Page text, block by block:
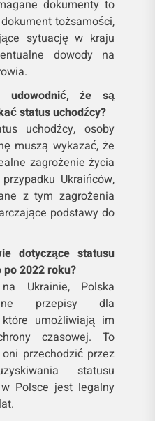
dokumenty to
tożsamości,
sytuację w kraju
dowody na
udowodnić, że są
status uchodźcy?
uchodźcy, osoby
muszą wykazać, że
zagrożenie życia
Ukraińców,
z tym zagrożenia
podstawy do
dotyczące statusu
2022 roku?
Ukrainie, Polska
przepisy dla
umożliwiają im
czasowej. To
przechodzić przez
statusu
Polsce jest legalny